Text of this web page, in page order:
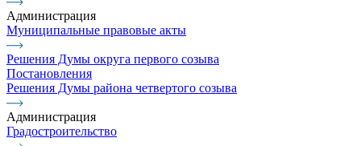
Администрация
Муниципальные правовые акты
Решения Думы округа первого созыва
Постановления
Решения Думы района четвертого созыва
Администрация
Градостроительство